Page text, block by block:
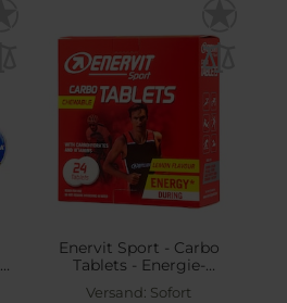
Enervit Sport - Carbo
Tablets - Energie-
Tabletten 24 Stk. - Zitrone
Versand: Sofort